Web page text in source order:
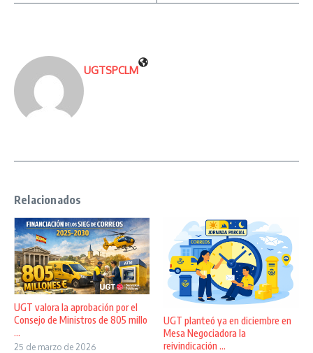
UGTSPCLM
Relacionados
UGT valora la aprobación por el
Consejo de Ministros de 805 millo
...
25 de marzo de 2026
UGT planteó ya en diciembre en
Mesa Negociadora la
reivindicación ...